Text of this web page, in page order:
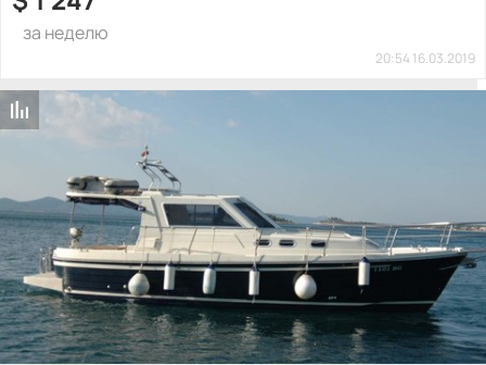
за неделю
20:54 16.03.2019